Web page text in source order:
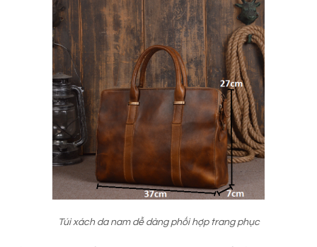
Túi xách da nam dễ dàng phối hợp trang phục